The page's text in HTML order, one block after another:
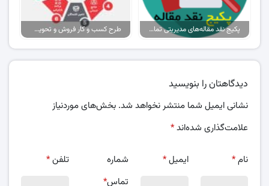
پکیج نقد مقاله‌های مدیریتی تمام گرایش‌ها طرح کسب و کار فروش و تحویل پیتزا در ایران
دیدگاهتان را بنویسید
نشانی ایمیل شما منتشر نخواهد شد. بخش‌های موردنیاز
علامت‌گذاری شده‌اند*
نام* ایمیل*
شماره
تماس*
تلفن*